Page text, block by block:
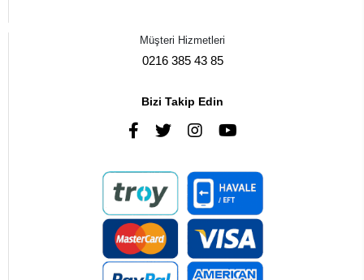
Müşteri Hizmetleri
0216 385 43 85
Bizi Takip Edin